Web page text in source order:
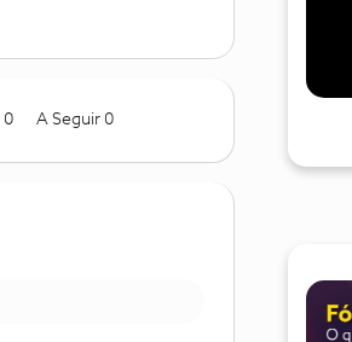
0 A Seguir 0